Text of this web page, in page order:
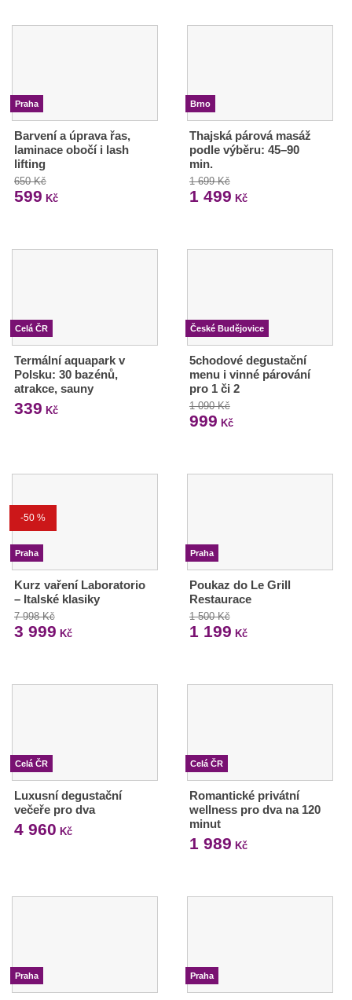
Praha
Barvení a úprava řas,
laminace obočí i lash
lifting
650 Kč
599 Kč
Brno
Thajská párová masáž
podle výběru: 45–90
min.
1 699 Kč
1 499 Kč
Celá ČR
Termální aquapark v
Polsku: 30 bazénů,
atrakce, sauny
339 Kč
České Budějovice
5chodové degustační
menu i vinné párování
pro 1 či 2
1 090 Kč
999 Kč
-50 %
Praha
Kurz vaření Laboratorio
– Italské klasiky
7 998 Kč
3 999 Kč
Praha
Poukaz do Le Grill
Restaurace
1 500 Kč
1 199 Kč
Celá ČR
Luxusní degustační
večeře pro dva
4 960 Kč
Celá ČR
Romantické privátní
wellness pro dva na 120
minut
1 989 Kč
Praha Praha